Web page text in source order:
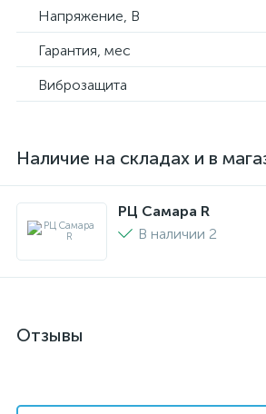
Напряжение, В
Гарантия, мес
Виброзащита
Наличие на складах и в
РЦ Самара R
В наличии 2
Отзывы